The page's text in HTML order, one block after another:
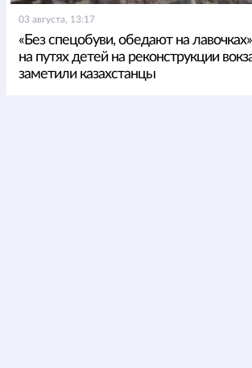
03 августа, 13:17
«Без спецобуви, обедают на
на путях детей на реконструкции
заметили казахстанцы